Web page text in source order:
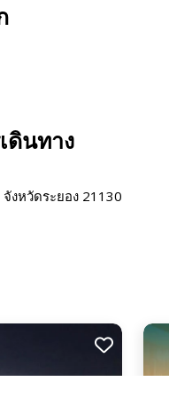
ดินทาง
งหวัดระยอง 21130